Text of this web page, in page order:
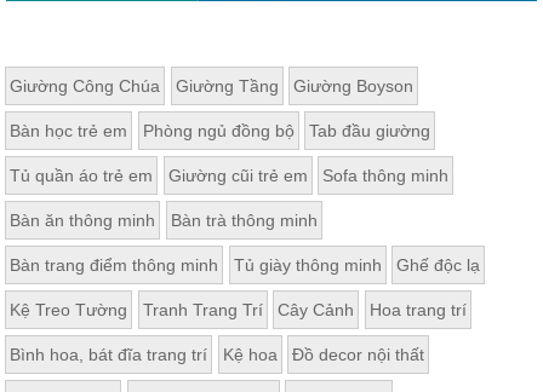
Giường Công Chúa Giường Tầng Giường Boyson
Bàn học trẻ em Phòng ngủ đồng bộ Tab đầu giường
Tủ quần áo trẻ em Giường cũi trẻ em Sofa thông minh
Bàn ăn thông minh Bàn trà thông minh
Bàn trang điểm thông minh Tủ giày thông minh Ghế độc lạ
Kệ Treo Tường Tranh Trang Trí Cây Cảnh Hoa trang trí
Bình hoa, bát đĩa trang trí Kệ hoa Đồ decor nội thất